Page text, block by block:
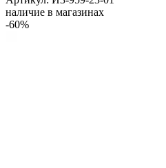
наличие в магазинах
-60%